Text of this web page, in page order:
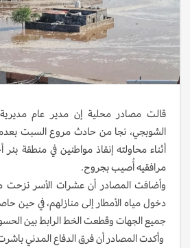
قالت مصادر محلية إن مدير عام
الشوبجي، نجا من حادث مروع السبت
أثناء محاولته إنقاذ مواطنين في منطقة
مرافقيه أُصيب بجروح.
وأضافت المصادر أن عشرات الأسر
دخول مياه الأمطار إلى منازلهم، في حين
جميع الجهات وقطعت الخط الرابط بين
وأكدت المصادر أن فرق الدفاع المدني